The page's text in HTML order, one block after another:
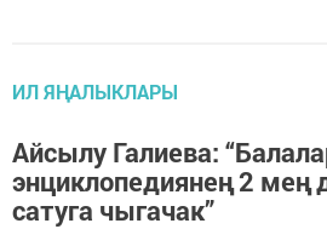
ИЛ ЯҢАЛЫКЛАРЫ
Айсылу Галиева:
энциклопедиянең 2 мең
сатуга чыгачак”